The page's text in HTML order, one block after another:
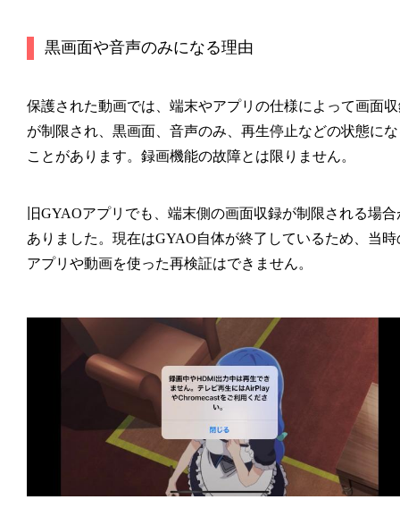
黒画面や音声のみになる理由
保護された動画では、端末やアプリの仕様によって画面
が制限され、黒画面、音声のみ、再生停止などの状態に
ことがあります。録画機能の故障とは限りません。
旧GYAOアプリでも、端末側の画面収録が制限される場合
ありました。現在はGYAO自体が終了しているため、当時
アプリや動画を使った再検証はできません。